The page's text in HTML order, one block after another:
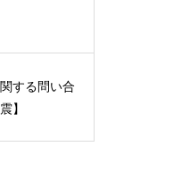
する問い合
】